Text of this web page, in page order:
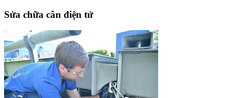
Sửa chữa cân điện tử